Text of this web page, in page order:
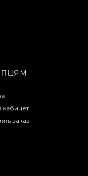
кабинет
заказ